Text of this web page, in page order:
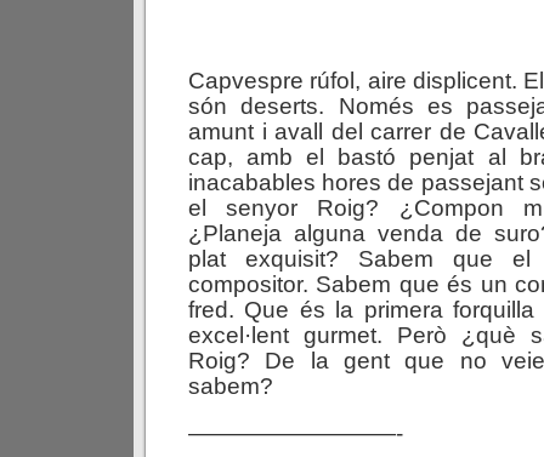
Capvespre rúfol, aire displicent.
són deserts. Només es
amunt i avall del carrer de
cap, amb el bastó penjat al
inacabables hores de passejant
el senyor Roig? ¿Compon
¿Planeja alguna venda de
plat exquisit? Sabem que
compositor. Sabem que és un
fred. Que és la primera forquilla
excel·lent gurmet. Però ¿què
Roig? De la gent que no
sabem?
—————————-